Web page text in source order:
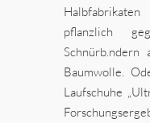
pflanzlich
Schnürb.ndern
Baumwolle.
Laufschuhe